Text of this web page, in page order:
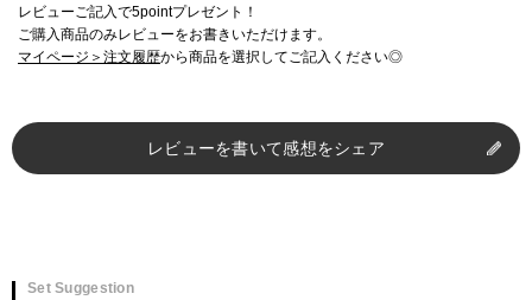
レビューご記入で5pointプレゼント！
ご購入商品のみレビューをお書きいただけます。
マイページ＞注文履歴から商品を選択してご記入ください◎
レビューを書いて感想をシェア
Set Suggestion